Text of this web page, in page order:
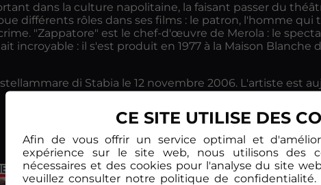
dans la culture napolitaine, la faisant passer du
différents rôles dans ses films : le patron, l'homme
"Zappatore" est le chef-d'œuvre de Merola : le
incroyable : il s'est produit en 1977 à la Maison
di Stabia le 12 novembre 2006. L'artiste est
CE SITE UTILISE DES
Afin de vous offrir un service optimal et
expérience sur le site web, nous utilisons des
nécessaires et des cookies pour l'analyse du site
veuillez consulter notre politique de confidentialité.